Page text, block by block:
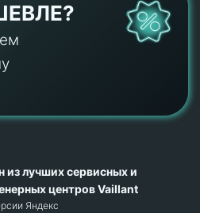
из лучших сервисных и
центров Vaillant
Яндекс